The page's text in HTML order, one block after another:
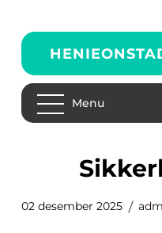
Menu
02 desember 2025